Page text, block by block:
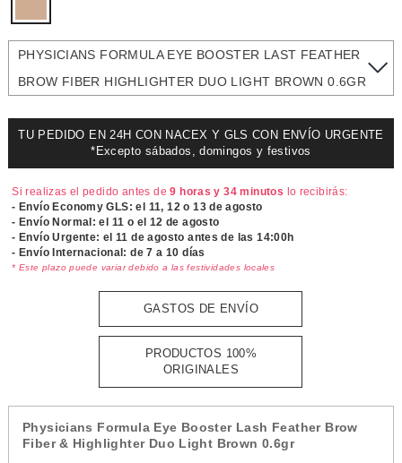
PHYSICIANS FORMULA EYE BOOSTER LAST FEATHER
BROW FIBER HIGHLIGHTER DUO LIGHT BROWN 0.6GR
TU PEDIDO EN 24H CON NACEX Y GLS CON ENVÍO URGENTE
*Excepto sábados, domingos y festivos
Si realizas el pedido antes de9 horas y 34 minutos lo recibirás:
- Envío Economy GLS: el 11, 12 o 13 de agosto
- Envío Normal: el 11 o el 12 de agosto
- Envío Urgente: el11 de agosto antes de las 14:00h
- Envío Internacional: de 7 a 10 días
* Este plazo puede variar debido a las festividades locales
GASTOS DE ENVÍO
PRODUCTOS 100%
ORIGINALES
Physicians Formula Eye Booster Lash Feather Brow
Fiber & Highlighter Duo Light Brown 0.6gr